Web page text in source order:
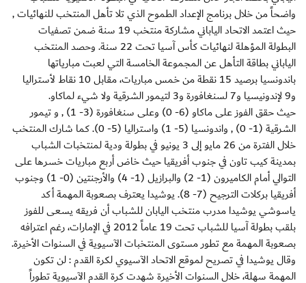
واضحاً من خلال برنامج الإعداد الطموح الذي تلا تأهل المنتخب للنهائيات ,
حيث اعتمد الاتحاد الياباني مشاركة منتخب 19 سنة ضمن تصفيات
البطولة المؤهلة لنهائيات كأس آسيا تحت 22 سنة. وحصد المنتخب
الياباني بطاقة التأهل عن المجموعة الخامسة التي لعبت مبارياتها
باندونسيا برصيد 15 نقطة من خمس مباريات، مقابل 10 نقاط لأستراليا
و9 لإندونيسيا و7 لسنغافورة و3 لتيمور الشرقية ولا شيء لماكاو.
حيث حقق الفوز على ماكاو (6- 0) وعلى سنغافورة (3- 1) , و تيمور
الشرقية (1- 0) , واندونسيا (5- 1) واستراليا (5- 0). كما شارك المنتخب
خلال الفترة من 26 مايو إلى 3 يونيو في بطولة ودية لمنتخبات الشباب
بمدينة كيب تاون في جنوب أفريقيا حيث خاض أربع مباريات خسرها على
التوالي أمام الكاميرون (1- 2) والبرازيل (1- 4) والأرجنتين (0- 1) وجنوب
أفريقيا بركلات الترجيح (7- 8). يوشيدا يعترف بصعوبة المهمة أكد
ياسوشي يوشيدا مدرب منتخب اليابان للشباب أن فريقه يسعى للفوز
بلقب بطولة آسيا للشباب تحت 19 عاماً 2012 في الإمارات، رغم اعترافه
بصعوبة المهمة مع تطور مستوى المنتخبات الآسيوية في السنوات الأخيرة.
وقال يوشيدا في تصريح لموقع الاتحاد الآسيوي لكرة القدم : لن تكون
المهمة سهلة، خلال السنوات الأخيرة شهدت كرة القدم الآسيوية تطوراً